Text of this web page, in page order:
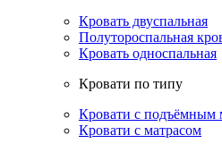
Кровать двуспальная
Полутороспальная
Кровать односпальная
Кровати по типу
Кровати с подъёмным
Кровати с матрасом